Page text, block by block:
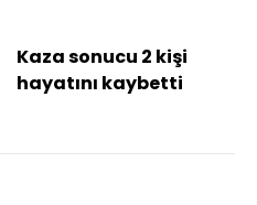
Kaza sonucu 2 kişi
hayatını kaybetti